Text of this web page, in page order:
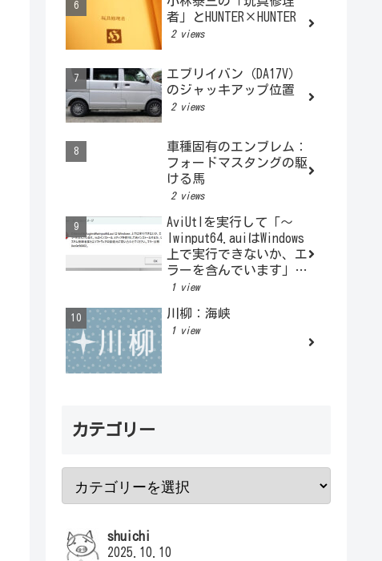
者」とHUNTER×HUNTER
2 views
エブリイバン（DA17V）
のジャッキアップ位置
2 views
車種固有のエンブレム：
フォードマスタングの駆
ける馬
2 views
AviUtlを実行して「～
lwinput64.auiはWindows
上で実行できないか、エ
ラーを含んでいます」と
表示されるとき
1 view
川柳：海峡
1 view
カテゴリー
shuichi
2025.10.10